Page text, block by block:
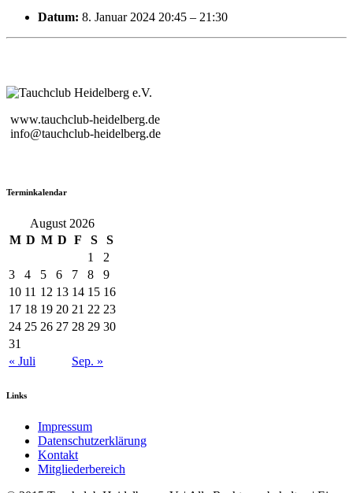
Datum: 8. Januar 2024 20:45 – 21:30
www.tauchclub-heidelberg.de
info@tauchclub-heidelberg.de
Terminkalendar
August 2026
M D M D F S
S
1
2
3
4 5 6 7 8
9
10 11 12 13 14 15 16
17 18 19 20 21 22 23
24 25 26 27 28 29 30
31
« Juli
Sep. »
Links
Impressum
Datenschutzerklärung
Kontakt
Mitgliederbereich